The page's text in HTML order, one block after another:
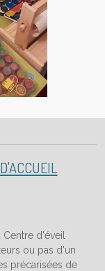
Centre d'éveil
ou pas d'un
précarisées de